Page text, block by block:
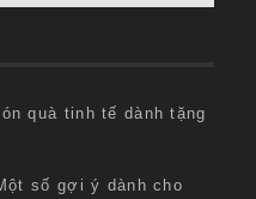
quà tinh tế dành tặng
số gợi ý dành cho